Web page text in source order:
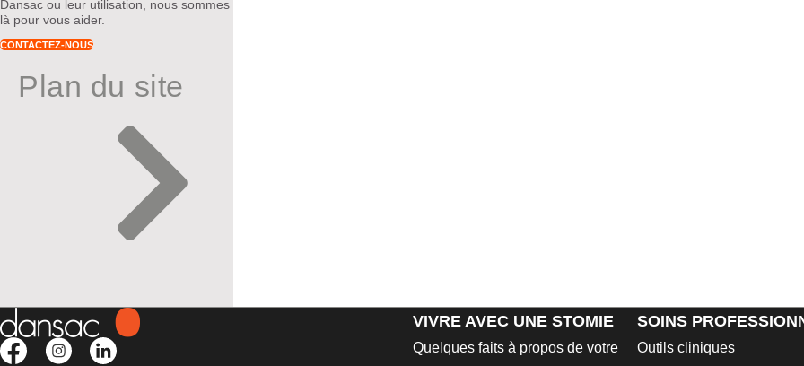
Dansac ou leur utilisation, nous sommes
là pour vous aider.
CONTACTEZ-NOUS
Plan du site
VIVRE AVEC UNE STOMIE
Quelques faits à propos de votre
SOINS
Outils cliniques